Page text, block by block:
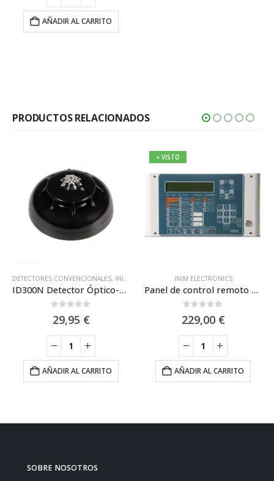
AÑADIR AL CARRITO
PRODUCTOS RELACIONADOS
DETECTORES CONVENCIONALES, INIM ELECTRONICS
ID300N Detector Óptico-Térmico convencional (Negro) Inim
29,95 €
AÑADIR AL CARRITO
+ VISTO
INIM ELECTRONICS
Panel de control remoto con pantalla LCD y teclado para funciones de usuario – Inim SmartLetUSee / LCD-Lite
229,00 €
AÑADIR AL CARRITO
SOBRE NOSOTROS